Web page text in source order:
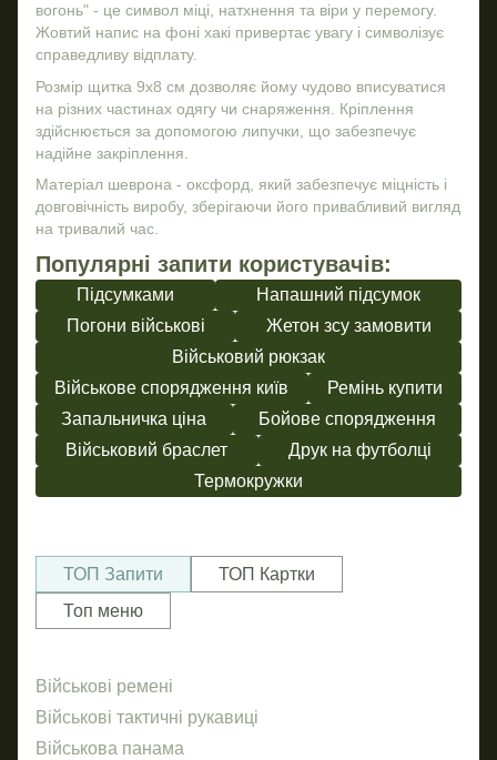
вогонь" - це символ міці, натхнення та віри у перемогу.
Жовтий напис на фоні хакі привертає увагу і символізує
справедливу відплату.
Розмір щитка 9х8 см дозволяє йому чудово вписуватися
на різних частинах одягу чи снаряження. Кріплення
здійснюється за допомогою липучки, що забезпечує
надійне закріплення.
Матеріал шеврона - оксфорд, який забезпечує міцність і
довговічність виробу, зберігаючи його привабливий вигляд
на тривалий час.
Популярні запити користувачів:
Підсумками
Напашний підсумок
Погони військові
Жетон зсу замовити
Військовий рюкзак
Військове спорядження київ
Ремінь купити
Запальничка ціна
Бойове спорядження
Військовий браслет
Друк на футболці
Термокружки
ТОП Запити
ТОП Картки
Топ меню
Військові ремені
Військові тактичні рукавиці
Військова панама